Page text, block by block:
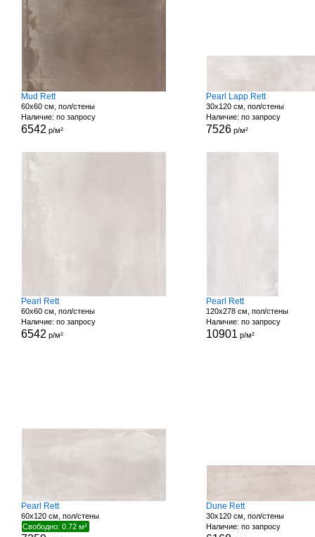
Mud Rett
60x60 см, пол/стены
Наличие: по запросу
6542 р/м²
Pearl Lapp Rett
30x120 см, пол/стены
Наличие: по запросу
7526 р/м²
Pearl Rett
60x60 см, пол/стены
Наличие: по запросу
6542 р/м²
Pearl Rett
120x278 см, пол/стены
Наличие: по запросу
10901 р/м²
Pearl Rett
60x120 см, пол/стены
Свободно: 0.72 м²
Dune Rett
30x120 см, пол/стены
Наличие: по запросу